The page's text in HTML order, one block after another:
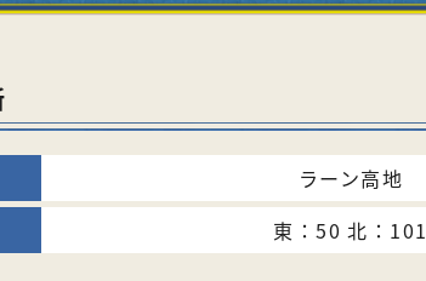
ラーン高地
東：50 北：101